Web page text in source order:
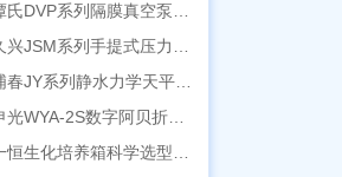
隔膜真空泵：抗腐蚀、高稳定性的实验室与工业真空解决方案
列手提式压力蒸汽灭菌器：安全高效的实验室灭菌利器
列静水力学天平：工程与科研领域的精准密度测试利器
2S数字阿贝折射仪与低温恒温槽组合应用方案
恒生化培养箱科学选型指南